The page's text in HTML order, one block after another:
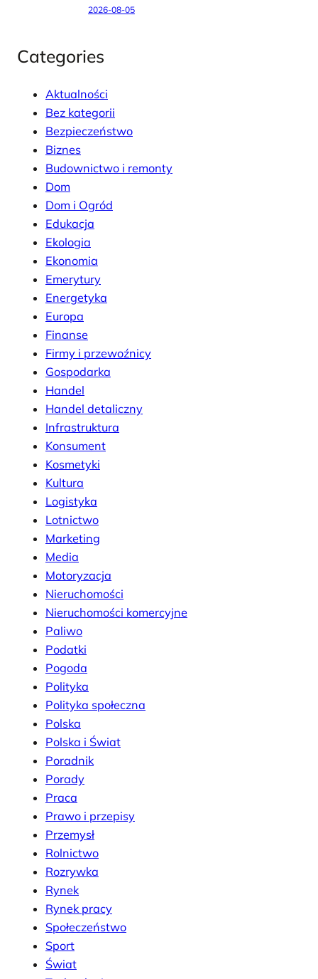
2026-08-05
Categories
Aktualności
Bez kategorii
Bezpieczeństwo
Biznes
Budownictwo i remonty
Dom
Dom i Ogród
Edukacja
Ekologia
Ekonomia
Emerytury
Energetyka
Europa
Finanse
Firmy i przewoźnicy
Gospodarka
Handel
Handel detaliczny
Infrastruktura
Konsument
Kosmetyki
Kultura
Logistyka
Lotnictwo
Marketing
Media
Motoryzacja
Nieruchomości
Nieruchomości komercyjne
Paliwo
Podatki
Pogoda
Polityka
Polityka społeczna
Polska
Polska i Świat
Poradnik
Porady
Praca
Prawo i przepisy
Przemysł
Rolnictwo
Rozrywka
Rynek
Rynek pracy
Społeczeństwo
Sport
Świat